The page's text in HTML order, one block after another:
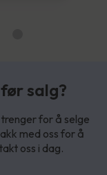
salg?
for å selge
med oss for å
oss i dag.